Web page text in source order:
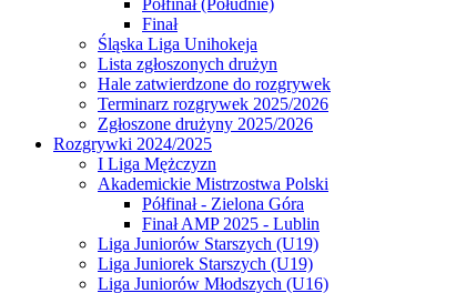
Finał
Śląska Liga Unihokeja
Lista zgłoszonych drużyn
Hale zatwierdzone do rozgrywek
Terminarz rozgrywek 2025/2026
Zgłoszone drużyny 2025/2026
Rozgrywki 2024/2025
I Liga Mężczyzn
Akademickie Mistrzostwa Polski
Półfinał - Zielona Góra
Finał AMP 2025 - Lublin
Liga Juniorów Starszych (U19)
Liga Juniorek Starszych (U19)
Liga Juniorów Młodszych (U16)